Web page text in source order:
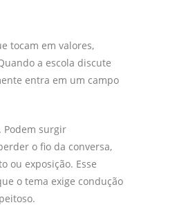
tocam em valores,
a escola discute
entra em um campo
Podem surgir
o fio da conversa,
ou exposição. Esse
o tema exige condução